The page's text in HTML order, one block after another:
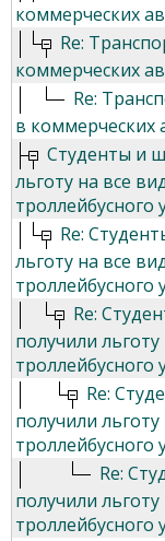
коммерческих
Re:
коммерческих
Re:
в коммерческих
Студенты и
льготу на все
троллейбусного
Re:
льготу на все
троллейбусного
Re:
получили
троллейбусного
Re:
получили
троллейбусного
Re:
получили
троллейбусного